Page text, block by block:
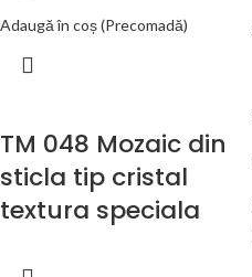
Adaugă în coș (Precomadă)
TM 048 Mozaic din
sticla tip cristal
textura speciala